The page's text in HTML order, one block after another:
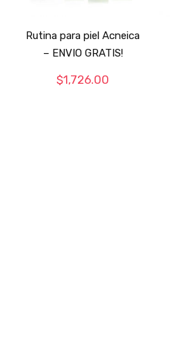
Rutina para piel Acneica
– ENVIO GRATIS!
$1,726.00